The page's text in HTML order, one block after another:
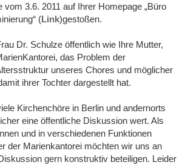
vom 3.6. 2011 auf Ihrer Homepage „Büro
(Link)gestoßen.
Dr. Schulze öffentlich wie Ihre Mutter,
das Problem der
unseres Chores und möglicher
ihrer Tochter dargestellt hat.
Kirchenchöre in Berlin und andernorts
eine öffentliche Diskussion wert. Als
und in verschiedenen Funktionen
der Marienkantorei möchten wir uns an
gern konstruktiv beteiligen. Leider